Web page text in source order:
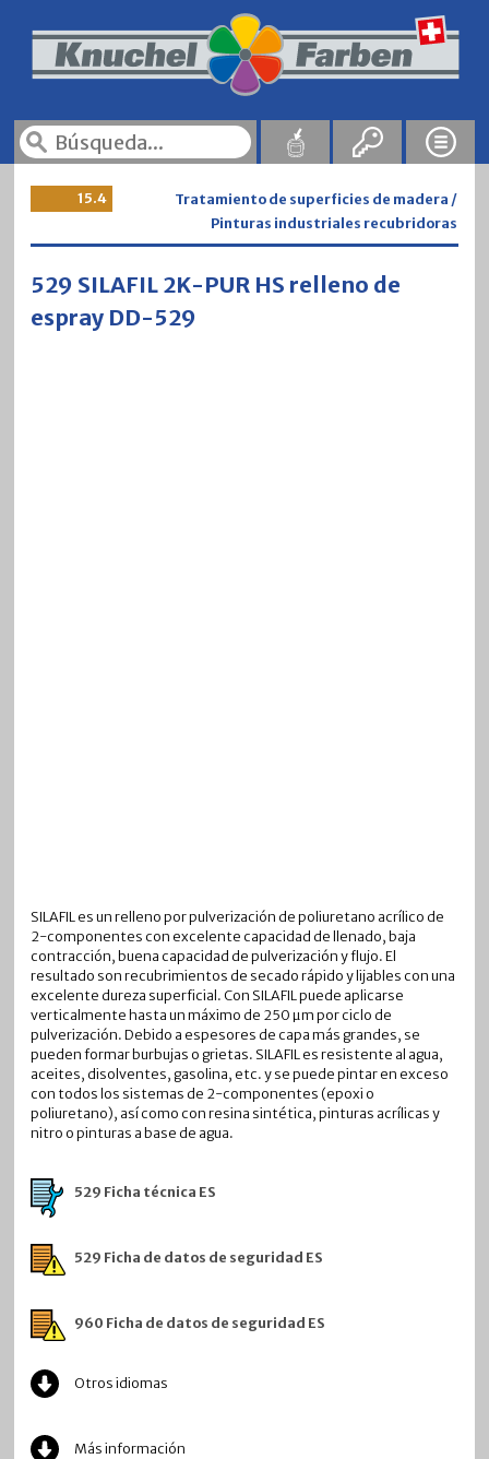
15.4
Tratamiento de superficies de madera /
Pinturas industriales recubridoras
529 SILAFIL 2K-PUR HS relleno de
espray DD-529
SILAFIL es un relleno por pulverización de poliuretano acrílico de
2-componentes con excelente capacidad de llenado, baja
contracción, buena capacidad de pulverización y flujo. El
resultado son recubrimientos de secado rápido y lijables con una
excelente dureza superficial. Con SILAFIL puede aplicarse
verticalmente hasta un máximo de 250 µm por ciclo de
pulverización. Debido a espesores de capa más grandes, se
pueden formar burbujas o grietas. SILAFIL es resistente al agua,
aceites, disolventes, gasolina, etc. y se puede pintar en exceso
con todos los sistemas de 2-componentes (epoxi o
poliuretano), así como con resina sintética, pinturas acrílicas y
nitro o pinturas a base de agua.
529 Ficha técnica ES
529 Ficha de datos de seguridad ES
960 Ficha de datos de seguridad ES
Otros idiomas
Más información